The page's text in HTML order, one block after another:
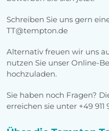
Schreiben Sie uns gern
TT@tempton.de
Alternativ freuen wir uns
nutzen Sie unser Online-
hochzuladen.
Sie haben noch Fragen?
erreichen sie unter +49 911